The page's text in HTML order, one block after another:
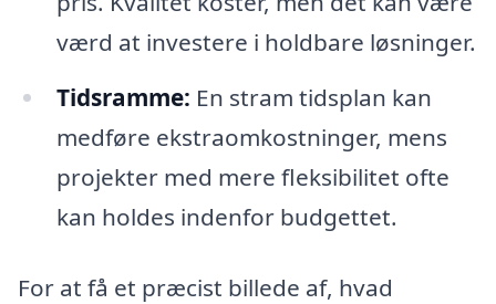
værd at investere i holdbare løsninger.
Tidsramme: En stram tidsplan kan
medføre ekstraomkostninger, mens
projekter med mere fleksibilitet ofte
kan holdes indenfor budgettet.
For at få et præcist billede af, hvad